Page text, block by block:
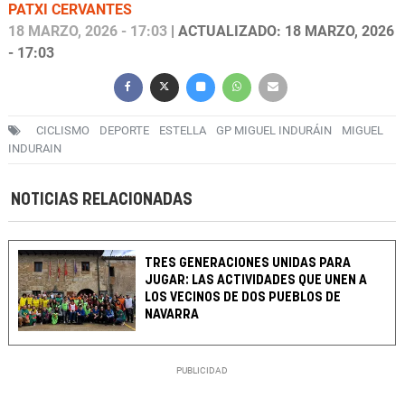
PATXI CERVANTES
18 MARZO, 2026 - 17:03 | ACTUALIZADO: 18 MARZO, 2026
- 17:03
CICLISMO DEPORTE ESTELLA GP MIGUEL INDURÁIN
MIGUEL
INDURAIN
NOTICIAS RELACIONADAS
TRES GENERACIONES UNIDAS PARA
JUGAR: LAS ACTIVIDADES QUE UNEN A
LOS VECINOS DE DOS PUEBLOS DE
NAVARRA